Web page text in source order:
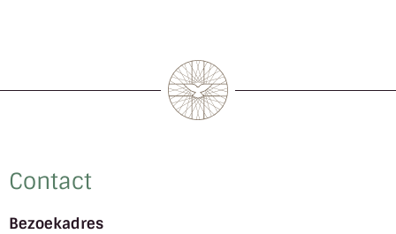
Contact
Bezoekadres